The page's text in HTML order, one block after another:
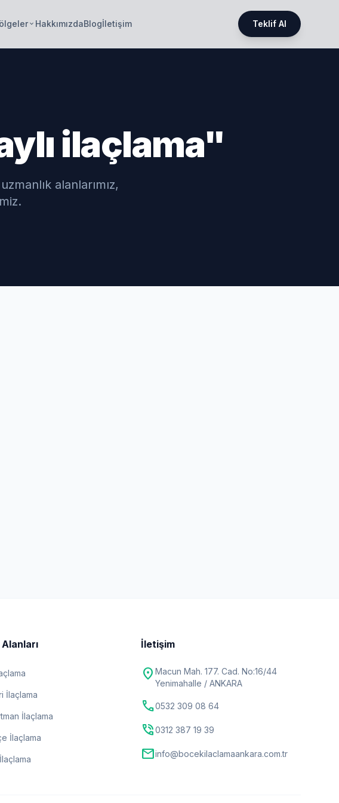
keyboard_arrow_down HakkımızdaBlogİletişim Teklif Al
ilaçlama"
alanlarımız,
İlaçlama
İlaçlama
İlaçlama
İletişim
location_on Macun Mah. 177. Cad. No:16/44
Yenimahalle / ANKARA
call0532 309 08 64
phone_in_talk0312 387 19 39
mailinfo@bocekilaclamaankara.com.tr